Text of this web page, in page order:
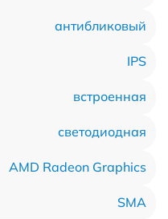
антибликовый
IPS
встроенная
светодиодная
AMD Radeon Graphics
SMA